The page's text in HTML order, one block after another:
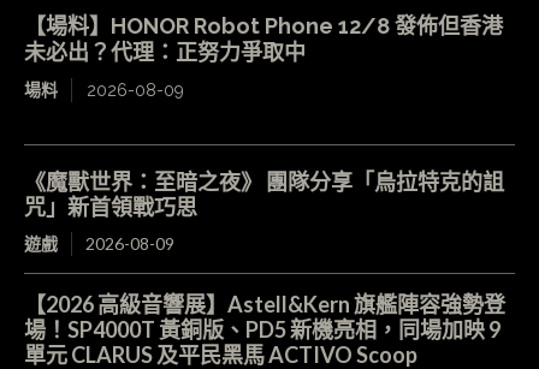
【場料】HONOR Robot Phone 12/8 發佈但香港
未必出？代理：正努力爭取中
場料 2026-08-09
《魔獸世界：至暗之夜》 團隊分享「烏拉特克的詛
咒」新首領戰巧思
遊戲 2026-08-09
【2026 高級音響展】Astell&Kern 旗艦陣容強勢登
場！SP4000T 黃銅版、PD5 新機亮相，同場加映 9
單元 CLARUS 及平民黑馬 ACTIVO Scoop